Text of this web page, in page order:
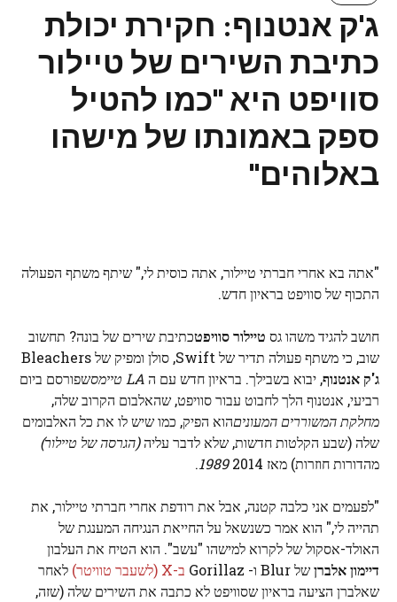
ג'ק אנטנוף: חקירת יכולת
כתיבת השירים של טיילור
סוויפט היא "כמו להטיל
ספק באמונתו של מישהו
באלוהים"
"אתה בא אחרי חברתי טיילור, אתה כוסית לי," שיתף משתף הפעולה
התכוף של סוויפט בראיון חדש.
חושב להגיד משהו גס טיילור סוויפטכתיבת שירים של בונה? תחשוב
שוב, כי משתף פעולה תדיר של Swift, סולן ומפיק של Bleachers
ג'ק אנטנוף, יבוא בשבילך. בראיון חדש עם הLA טיימס
שפורסם ביום
רביעי, אנטנוף הלך לחבוט עבור סוויפט, שהאלבום הקרוב שלה,
מחלקת המשוררים המעוניםהוא הפיק, כמו שיש לו את כל האלבומים
שלה (שבע הקלטות חדשות, שלא לדבר עליה(הגרסה של טיילור)
מהדורות חוזרות) מאז 2014
1989
.
"לפעמים אני כלבה קטנה, אבל את רודפת אחרי חברתי טיילור, את
תהייה לי," הוא אמר כשנשאל על החייאת הנגיחה המענגת של
האולד-אסקול של לקרוא למישהו "עשב". הוא הטיח את העלבון
דיימון אלברןשל Blur ו- Gorillaz ב-X (לשעבר טוויטר)
לאחר
שאלברן הציעה בראיון שסוויפט לא כתבה את השירים שלה (שזה,